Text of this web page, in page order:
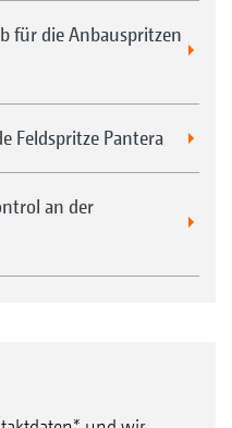
für die Anbauspritzen
Feldspritze Pantera
an der